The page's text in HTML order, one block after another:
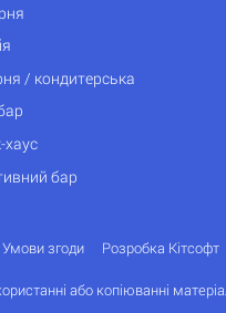
/ кондитерська
хаус
бар
Умови згоди Розробка Кітсофт
або копіюванні